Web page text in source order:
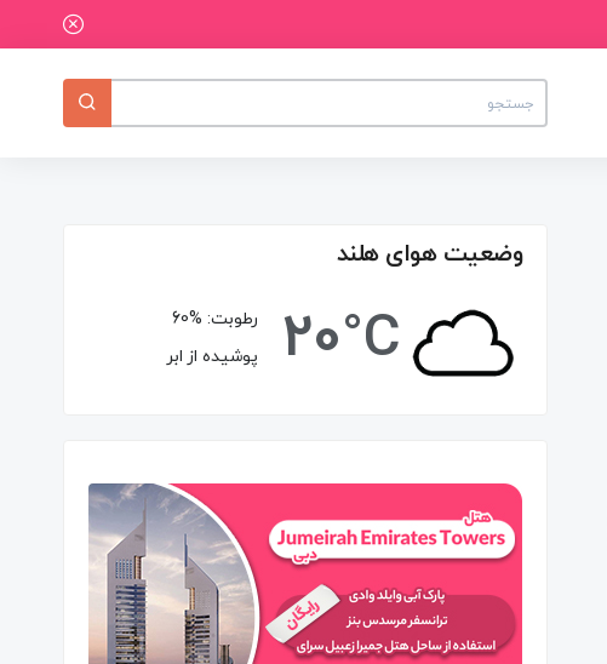
وضعیت هوای هلند
20°C رطوبت: 60%
پوشیده از ابر